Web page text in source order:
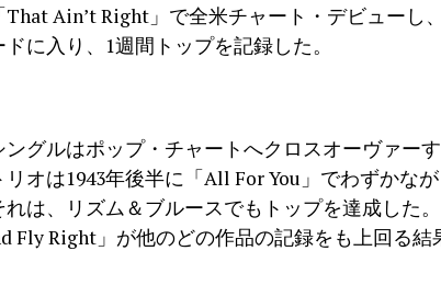
That Ain’t Right」で全米チャート・デビューし
に入り、1週間トップを記録した。
ングルはポップ・チャートへクロスオーヴァー
リオは1943年後半に「All For You」でわずかな
れは、リズム＆ブルースでもトップを達成した
Fly Right」が他のどの作品の記録をも上回る結